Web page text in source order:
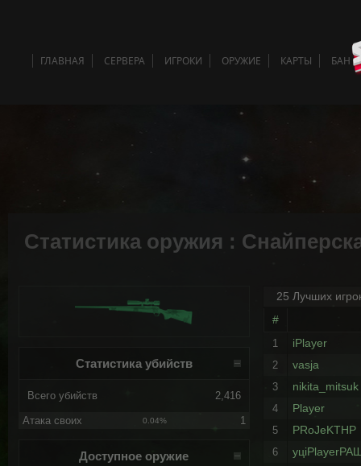
ГЛАВНАЯ СЕРВЕРА ИГРОКИ ОРУЖИЕ КАРТЫ БАН
Статистика оружия :
Статистика убийств
Всего убийств 2,416
Атака своих 0.04% 1
Доступное оружие
25 Лучших
#
1 iPlayer
2 vasja
3 nikita_mitsuk
4 Player
5 PRoJeKTHP
6